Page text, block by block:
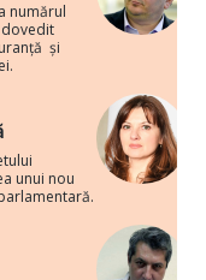
numărul
dovedit
și
unui nou